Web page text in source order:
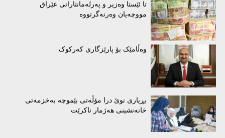
تا ئێستا وەزیر و پەرلەمانتارانی عێراق
مووچەیان وەرنەگرتووە
وەڵامێک بۆ پارێزگاری کەرکوک
بڕیاری نوێ درا مۆڵەتی بێموچە بەخزمەتی
خانەنشینی هەژمار ناکرێت